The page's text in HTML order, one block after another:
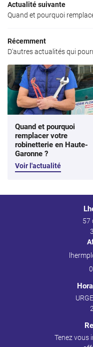
Actualité suivante
Quand et pourquoi
Récemment
D'autres actualités qui
Quand et pourquoi
remplacer votre
robinetterie en Haute-
Garonne ?
Voir l'actualité
57
Tenez vous